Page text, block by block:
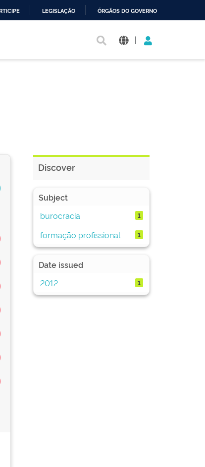
LEGISLAÇÃO ÓRGÃOS DO GOVERNO
|
Discover
Subject
burocracia
1
formação profissional 1
Date issued
2012
1